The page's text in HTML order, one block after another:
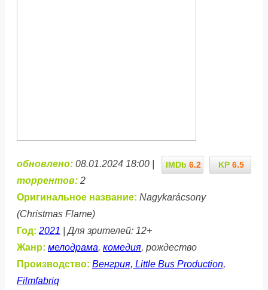
KP 6.5
IMDb 6.2
обновлено: 08.01.2024 18:00 |
торрентов: 2
Оригинальное название: Nagykarácsony
(Christmas Flame)
Год: 2021 | Для зрителей: 12+
Жанр: мелодрама, комедия, рождество
Производство: Венгрия, Little Bus Production,
Filmfabriq